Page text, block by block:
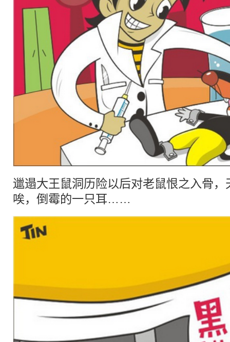
邋遢大王鼠洞历险以后对老鼠恨之入骨
唉，倒霉的一只耳……